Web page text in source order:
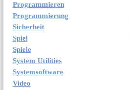
Programmieren
Programmierung
Sicherheit
Spiel
Spiele
System Utilities
Systemsoftware
Video